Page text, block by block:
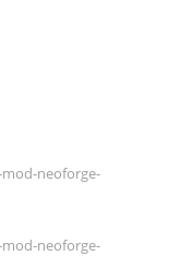
neoforge-
neoforge-